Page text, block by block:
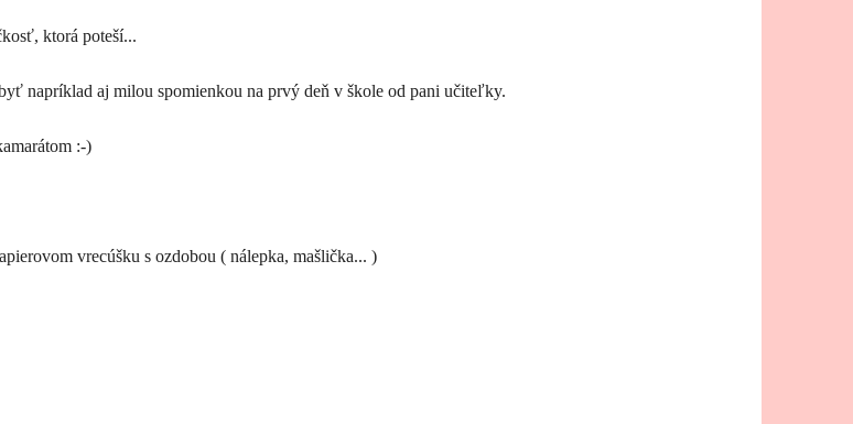
ktorá poteší...
napríklad aj milou spomienkou na prvý deň v škole od pani učiteľky.
:-)
vrecúšku s ozdobou ( nálepka, mašlička... )